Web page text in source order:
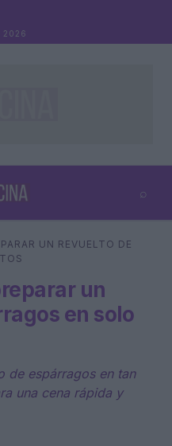
2026
⌕
⌕
UN REVUELTO DE
un
en solo
de espárragos en tan
una cena rápida y